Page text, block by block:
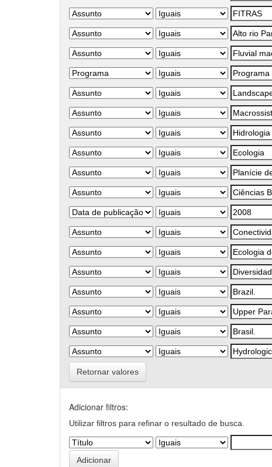
Retornar valores
Adicionar filtros:
Utilizar filtros para refinar o resultado de busca.